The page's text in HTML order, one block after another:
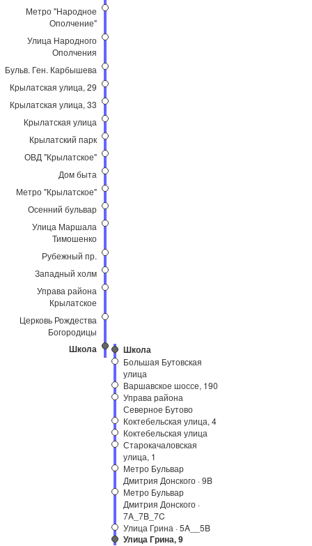
Метро "Народное
Ополчение"
Улица Народного
Ополчения
Бульв. Ген. Карбышева
Крылатская улица, 29
Крылатская улица, 33
Крылатская улица
Крылатский парк
ОВД "Крылатское"
Дом быта
Метро "Крылатское"
Осенний бульвар
Улица Маршала
Тимошенко
Рубежный пр.
Западный холм
Управа района
Крылатское
Церковь Рождества
Богородицы
Школа Школа
Большая Бутовская
улица
Варшавское шоссе, 190
Управа района
Северное Бутово
Коктебельская улица, 4
Коктебельская улица
Старокачаловская
улица, 1
Метро Бульвар
Дмитрия Донского · 9B
Метро Бульвар
Дмитрия Донского ·
7A_7B_7C
Улица Грина · 5A__5B
Улица Грина, 9